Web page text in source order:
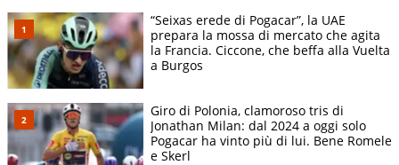
“Seixas erede di Pogacar”, la UAE
prepara la mossa di mercato che agita
la Francia. Ciccone, che beffa alla Vuelta
a Burgos
Giro di Polonia, clamoroso tris di
Jonathan Milan: dal 2024 a oggi solo
Pogacar ha vinto più di lui. Bene Romele
e Skerl